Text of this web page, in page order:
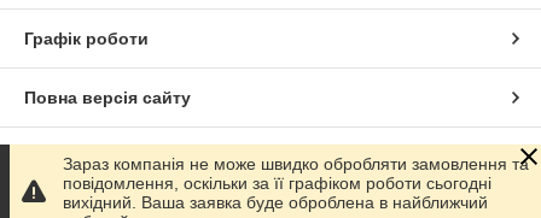
Графік роботи
Повна версія сайту
Сайт створено на маркетплейсі Prom.ua
Зараз компанія не може швидко обробляти замовлення та
повідомлення, оскільки за її графіком роботи сьогодні
вихідний. Ваша заявка буде оброблена в найближчий